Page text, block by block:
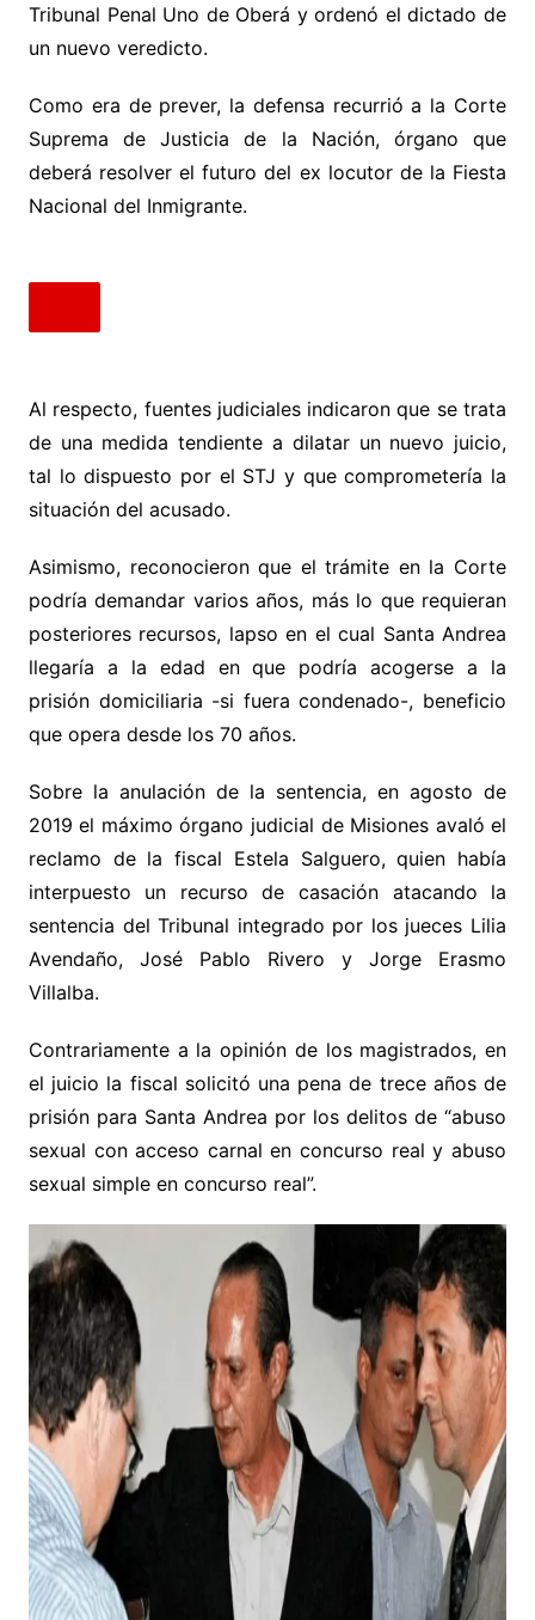
Tribunal Penal Uno de Oberá y ordenó el dictado de
un nuevo veredicto.
Como era de prever, la defensa recurrió a la Corte
Suprema de Justicia de la Nación, órgano que
deberá resolver el futuro del ex locutor de la Fiesta
Nacional del Inmigrante.
Al respecto, fuentes judiciales indicaron que se trata
de una medida tendiente a dilatar un nuevo juicio,
tal lo dispuesto por el STJ y que comprometería la
situación del acusado.
Asimismo, reconocieron que el trámite en la Corte
podría demandar varios años, más lo que requieran
posteriores recursos, lapso en el cual Santa Andrea
llegaría a la edad en que podría acogerse a la
prisión domiciliaria -si fuera condenado-, beneficio
que opera desde los 70 años.
Sobre la anulación de la sentencia, en agosto de
2019 el máximo órgano judicial de Misiones avaló el
reclamo de la fiscal Estela Salguero, quien había
interpuesto un recurso de casación atacando la
sentencia del Tribunal integrado por los jueces Lilia
Avendaño, José Pablo Rivero y Jorge Erasmo
Villalba.
Contrariamente a la opinión de los magistrados, en
el juicio la fiscal solicitó una pena de trece años de
prisión para Santa Andrea por los delitos de “abuso
sexual con acceso carnal en concurso real y abuso
sexual simple en concurso real”.